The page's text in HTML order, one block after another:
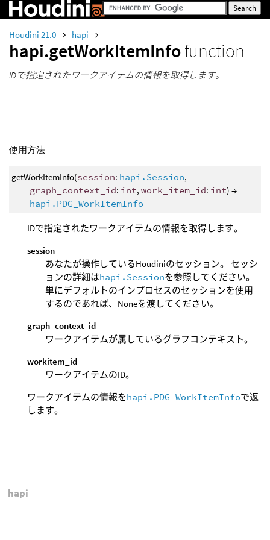
Houdini 21.0 hapi
hapi.getWorkItemInfofunction
IDで指定されたワークアイテムの情報を取得します。
使用方法
getWorkItemInfo(session: hapi.Session,
graph_context_id: int, work_item_id: int) →
hapi.PDG_WorkItemInfo
IDで指定されたワークアイテムの情報を取得します。
session
あなたが操作しているHoudiniのセッション。 セッシ
ョンの詳細はhapi.Sessionを参照してください。
単にデフォルトのインプロセスのセッションを使用
するのであれば、Noneを渡してください。
graph_context_id
ワークアイテムが属しているグラフコンテキスト。
workitem_id
ワークアイテムのID。
ワークアイテムの情報をhapi.PDG_WorkItemInfoで返
します。
hapi